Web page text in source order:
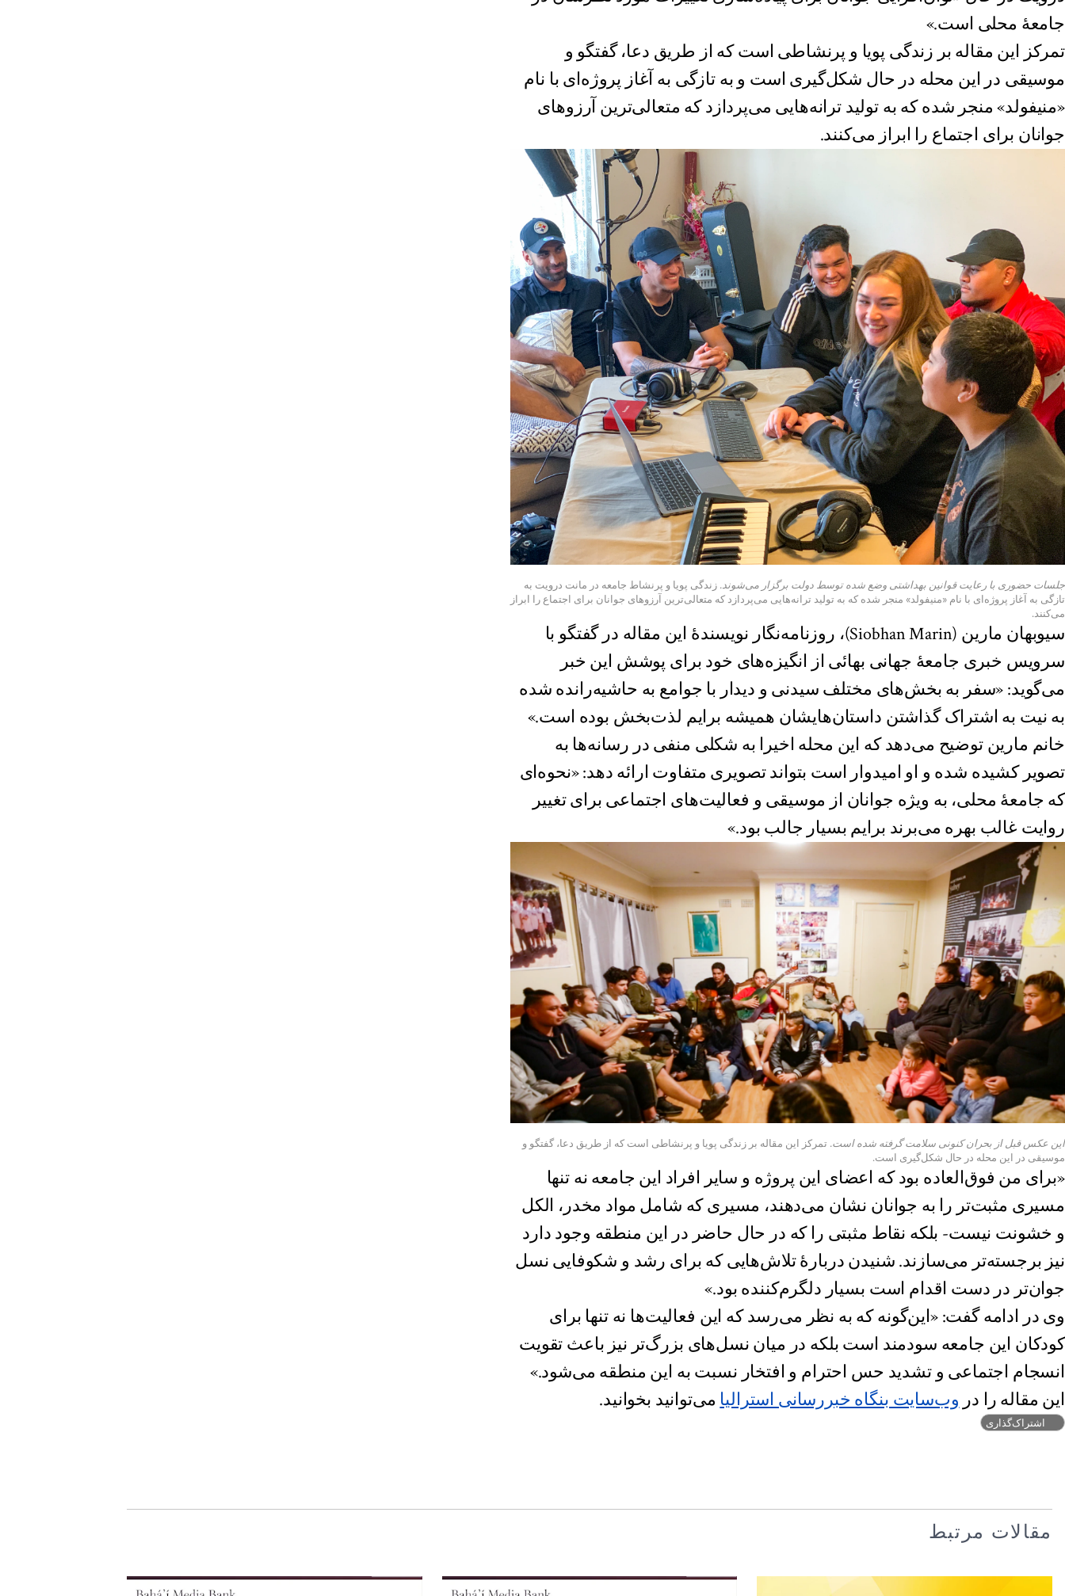
جامعهٔ محلی است.»
تمرکز این مقاله بر زندگی پویا و پرنشاطی است که از طریق دعا، گفتگو و
موسیقی در این محله در حال شکل‌گیری است و به تازگی به آغاز پروژه‌ای با نام
«منیفولد» منجر شده که به تولید ترانه‌هایی می‌پردازد که متعالی‌ترین آرزوهای
جوانان برای اجتماع را ابراز می‌کنند.
جلسات حضوری با رعایت قوانین بهداشتی وضع شده توسط دولت برگزار می‌شوند. زندگی پویا و پرنشاط جامعه در مانت درویت به
تازگی به آغاز پروژه‌ای با نام «منیفولد» منجر شده که به تولید ترانه‌هایی می‌پردازد که متعالی‌ترین آرزوهای جوانان برای اجتماع را ابراز
می‌کنند.
سیوبهان مارین (Siobhan Marin)، روزنامه‌نگار نویسندهٔ این مقاله در گفتگو با
سرویس خبری جامعهٔ جهانی بهائی از انگیزه‌های خود برای پوشش این خبر
می‌گوید: «سفر به بخش‌های مختلف سیدنی و دیدار با جوامع به حاشیه‌رانده شده
به نیت به اشتراک گذاشتن داستان‌هایشان همیشه برایم لذت‌بخش بوده است.»
خانم مارین توضیح می‌دهد که این محله اخیرا به شکلی منفی در رسانه‌ها به
تصویر کشیده شده و او امیدوار است بتواند تصویری متفاوت ارائه دهد: «نحوه‌ای
که جامعهٔ محلی، به ویژه جوانان از موسیقی و فعالیت‌های اجتماعی برای تغییر
روایت غالب بهره می‌برند برایم بسیار جالب بود.»
این عکس قبل از بحران کنونی سلامت گرفته شده است. تمرکز این مقاله بر زندگی پویا و پرنشاطی است که از طریق دعا، گفتگو و
موسیقی در این محله در حال شکل‌گیری است.
«برای من فوق‌العاده بود که اعضای این پروژه و سایر افراد این جامعه نه تنها
مسیری مثبت‌تر را به جوانان نشان می‌دهند، مسیری که شامل مواد مخدر، الکل
و خشونت نیست- بلکه نقاط مثبتی را که در حال حاضر در این منطقه وجود دارد
نیز برجسته‌تر می‌سازند. شنیدن دربارهٔ تلاش‌هایی که برای رشد و شکوفایی نسل
جوان‌تر در دست اقدام است بسیار دلگرم‌کننده بود.»
وی در ادامه گفت: «این‌گونه که به نظر می‌رسد که این فعالیت‌ها نه تنها برای
کودکان این جامعه سودمند است بلکه در میان نسل‌های بزرگ‌تر نیز باعث تقویت
انسجام اجتماعی و تشدید حس احترام و افتخار نسبت به این منطقه می‌شود.»
این مقاله را در وب‌سایت بنگاه خبررسانی استرالیا می‌توانید بخوانید.
اشتراک‌گذاری
مقالات مرتبط